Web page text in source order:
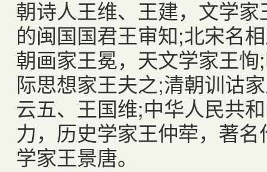
朝诗人王维、王建，文学
的闽国国君王审知;北宋名
朝画家王冕，天文学家王
际思想家王夫之;清朝训诂
云五、王国维;中华人民共
力，历史学家王仲荦，著
学家王景唐。